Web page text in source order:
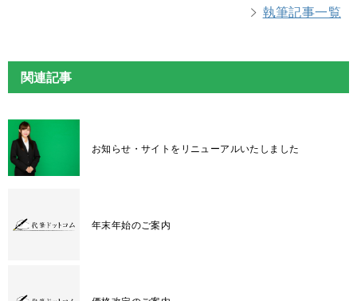
執筆記事一覧
関連記事
お知らせ・サイトをリニューアルいたしました
年末年始のご案内